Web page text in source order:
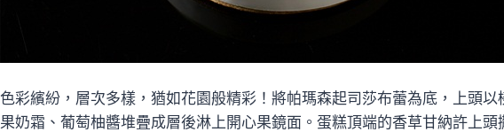
色彩繽紛，層次多樣，猶如花園般精彩！將帕瑪森起司莎布蕾為底，上頭
果奶霜、葡萄柚醬堆疊成層後淋上開心果鏡面。蛋糕頂端的香草甘納許上頭